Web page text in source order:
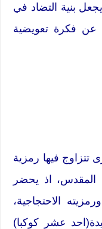
بنية التضاد في
عن فكرة تعويضية
تتزاوج فيها رمزية
المقدس، اذ يحضر
الاحتجاجية،
عشر كوكبا)